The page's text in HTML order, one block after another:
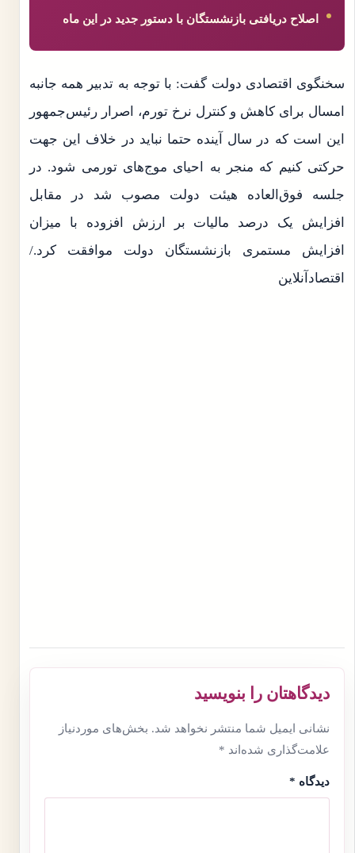
اصلاح دریافتی بازنشستگان با دستور جدید در این ماه
سخنگوی اقتصادی دولت گفت: با توجه به تدبیر همه جانبه
امسال برای کاهش و کنترل نرخ تورم، اصرار رئیس‌جمهور
این است که در سال آینده حتما نباید در خلاف این جهت
حرکتی کنیم که منجر به احیای موج‌های تورمی شود. در
جلسه فوق‌العاده هیئت دولت مصوب شد در مقابل
افزایش یک درصد مالیات بر ارزش افزوده با میزان
افزایش مستمری بازنشستگان دولت موافقت کرد./
اقتصادآنلاین
دیدگاهتان را بنویسید
نشانی ایمیل شما منتشر نخواهد شد. بخش‌های موردنیاز
علامت‌گذاری شده‌اند *
دیدگاه *